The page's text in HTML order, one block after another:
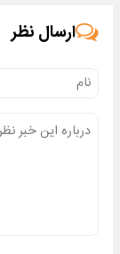
ارسال نظر